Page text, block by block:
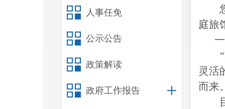
人事任免
公示公告
政策解读
政府工作报告
您
庭旅
灵活
而来
目